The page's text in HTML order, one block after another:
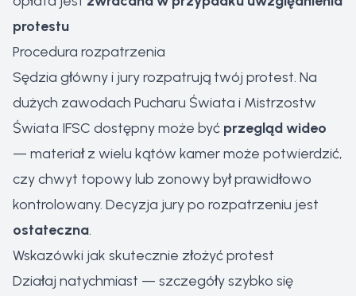
protestu
Procedura rozpatrzenia
Sędzia główny i jury rozpatrują twój protest. Na
dużych zawodach Pucharu Świata i Mistrzostw
Świata IFSC dostępny może być przegląd wideo
— materiał z wielu kątów kamer może potwierdzić,
czy chwyt topowy lub zonowy był prawidłowo
kontrolowany. Decyzja jury po rozpatrzeniu jest
ostateczna.
Wskazówki jak skutecznie złożyć protest
Działaj natychmiast — szczegóły szybko się